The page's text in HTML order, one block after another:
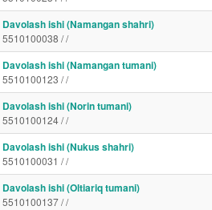
Davolash ishi (Namangan shahri)
5510100038 / /
Davolash ishi (Namangan tumani)
5510100123 / /
Davolash ishi (Norin tumani)
5510100124 / /
Davolash ishi (Nukus shahri)
5510100031 / /
Davolash ishi (Oltiariq tumani)
5510100137 / /